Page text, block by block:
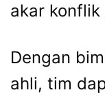
akar
Dengan
ahli, tim